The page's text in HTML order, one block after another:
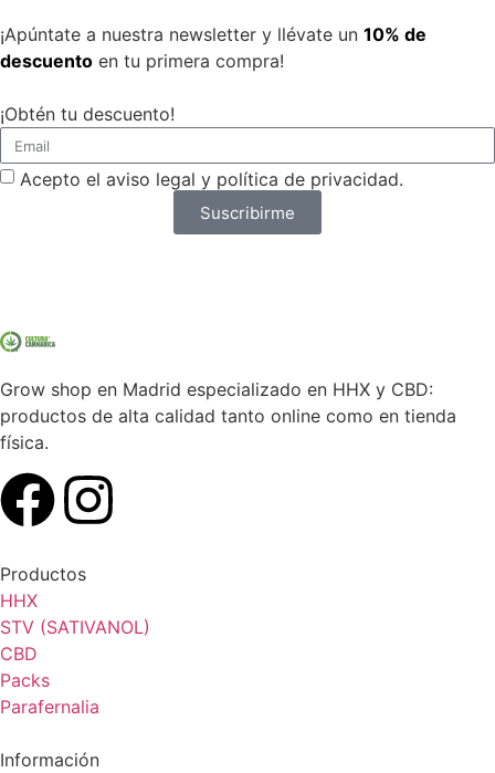
¡Apúntate a nuestra newsletter y llévate un 10% de
descuento en tu primera compra!
¡Obtén tu descuento!
Acepto el aviso legal y política de privacidad.
Suscribirme
Grow shop en Madrid especializado en HHX y CBD:
productos de alta calidad tanto online como en tienda
física.
Productos
HHX
STV (SATIVANOL)
CBD
Packs
Parafernalia
Información